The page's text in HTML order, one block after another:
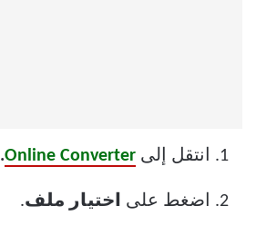
انتقل إلى Online Converter
.
اضغط على اختيار ملف.